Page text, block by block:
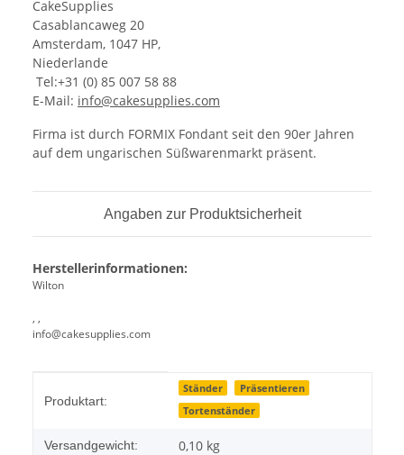
CakeSupplies
Casablancaweg 20
Amsterdam, 1047 HP,
Niederlande
Tel:+31 (0) 85 007 58 88
E-Mail: info@cakesupplies.com
Firma ist durch FORMIX Fondant seit den 90er Jahren
auf dem ungarischen Süßwarenmarkt präsent.
Angaben zur Produktsicherheit
Herstellerinformationen:
Wilton
, ,
info@cakesupplies.com
Produktart:
Ständer
Präsentieren
Tortenständer
Versandgewicht: 0,10 kg